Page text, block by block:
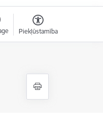
Piekļūstamība